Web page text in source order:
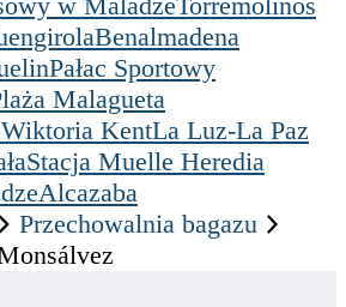
Benalmadena
Pałac Sportowy
Malagueta
Wiktoria KentLa Luz-La Paz
Stacja Muelle Heredia
Alcazaba
Przechowalnia bagazu